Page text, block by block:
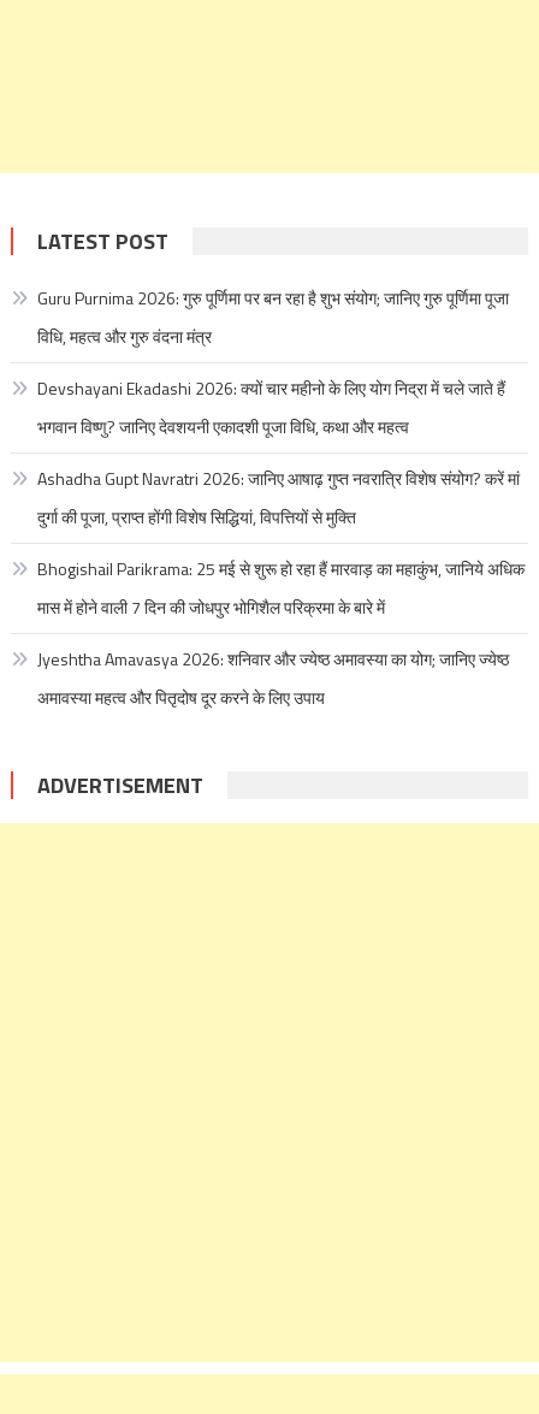
LATEST POST
Guru Purnima 2026: गुरु पूर्णिमा पर बन रहा है शुभ संयोग; जानिए गुरु पूर्णिमा पूजा
विधि, महत्व और गुरु वंदना मंत्र
Devshayani Ekadashi 2026: क्यों चार महीनो के लिए योग निद्रा में चले जाते हैं
भगवान विष्णु? जानिए देवशयनी एकादशी पूजा विधि, कथा और महत्व
Ashadha Gupt Navratri 2026: जानिए आषाढ़ गुप्त नवरात्रि विशेष संयोग? करें मां
दुर्गा की पूजा, प्राप्त होंगी विशेष सिद्धियां, विपत्तियों से मुक्ति
Bhogishail Parikrama: 25 मई से शुरू हो रहा हैं मारवाड़ का महाकुंभ, जानिये अधिक
मास में होने वाली 7 दिन की जोधपुर भोगिशैल परिक्रमा के बारे में
Jyeshtha Amavasya 2026: शनिवार और ज्येष्ठ अमावस्या का योग; जानिए ज्येष्ठ
अमावस्या महत्व और पितृदोष दूर करने के लिए उपाय
ADVERTISEMENT